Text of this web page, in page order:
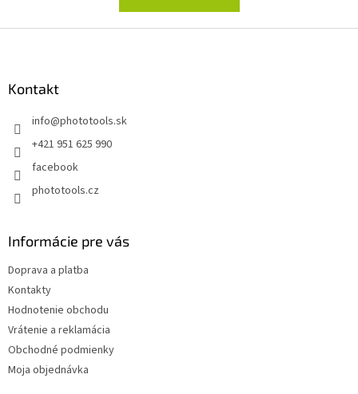
Kontakt
info@phototools.sk
+421 951 625 990
facebook
phototools.cz
Informácie pre vás
Doprava a platba
Kontakty
Hodnotenie obchodu
Vrátenie a reklamácia
Obchodné podmienky
Moja objednávka